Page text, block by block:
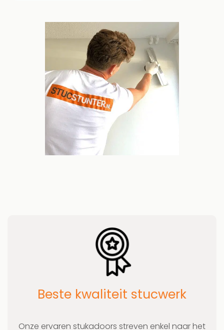
Beste kwaliteit stucwerk
Onze ervaren stukadoors streven enkel naar het